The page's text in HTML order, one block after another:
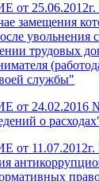
25.06.2012г.
замещения
трудовых
службы"
24.02.2016
о
11.07.2012г.